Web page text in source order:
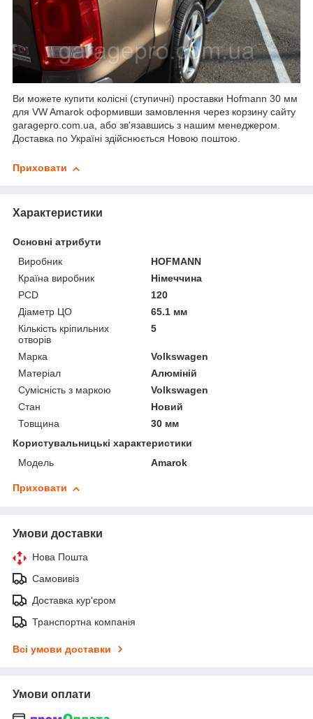
Ви можете купити колісні (ступичні) проставки Hofmann 30 мм
для VW Amarok оформивши замовлення через корзину сайту
garagepro.com.ua, або зв'язавшись з нашим менеджером.
Доставка по Україні здійснюється Новою поштою.
Приховати
Характеристики
Основні атрибути
Виробник
HOFMANN
Країна виробник
Німеччина
PCD
120
Діаметр ЦО
65.1 мм
Кількість кріпильних
отворів
5
Марка
Volkswagen
Матеріал
Алюміній
Сумісність з маркою
Volkswagen
Стан
Новий
Товщина
30 мм
Користувальницькі характеристики
Мoдель
Amarok
Приховати
Умови доставки
Нова Пошта
Самовивіз
Доставка кур'єром
Транспортна компанія
Всі умови доставки
Умови оплати